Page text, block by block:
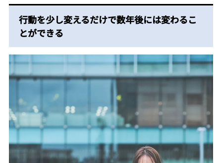
行動を少し変えるだけで数年後には変わるこ
とができる